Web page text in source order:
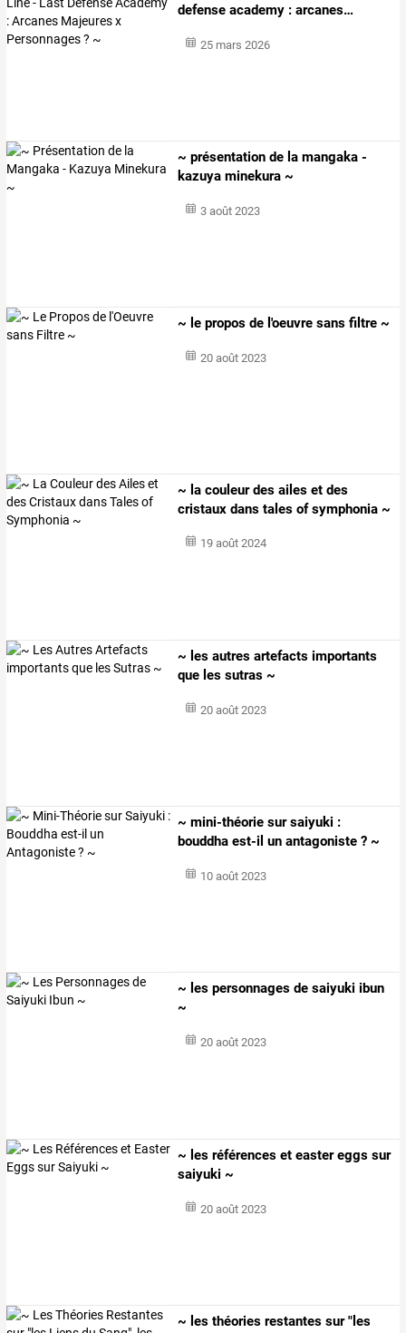
defense academy : arcanes…
25 mars 2026
~ présentation de la mangaka -
kazuya minekura ~
3 août 2023
~ le propos de l'oeuvre sans filtre ~
20 août 2023
~ la couleur des ailes et des
cristaux dans tales of symphonia ~
19 août 2024
~ les autres artefacts importants
que les sutras ~
20 août 2023
~ mini-théorie sur saiyuki :
bouddha est-il un antagoniste ? ~
10 août 2023
~ les personnages de saiyuki ibun
~
20 août 2023
~ les références et easter eggs sur
saiyuki ~
20 août 2023
~ les théories restantes sur"les